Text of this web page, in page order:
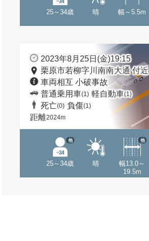
25～34歳 晴 幅～5.5m
2023年8月25日(金)19:15
栗原市若柳字川南南大通 付近
車両相互 小破事故
普通乗用車(1) 軽自動車(1)
死亡(0) 負傷(1)
距離2024m
25～34歳
他
晴
幅13.0～
19.5m
他